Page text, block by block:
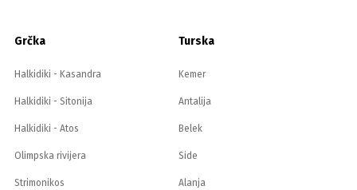
Grčka
Halkidiki - Kasandra
Halkidiki - Sitonija
Halkidiki - Atos
Olimpska rivijera
Strimonikos
Turska
Kemer
Antalija
Belek
Side
Alanja